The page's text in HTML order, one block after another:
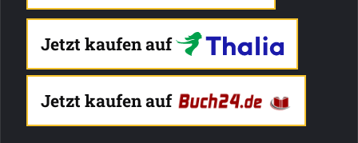
Jetzt kaufen auf
Jetzt kaufen auf